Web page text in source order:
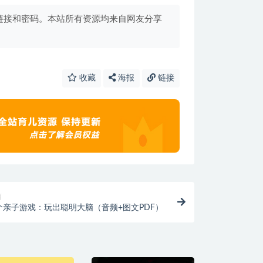
和密码。本站所有资源均来自网友分享
收藏 海报 链接
亲子游戏：玩出聪明大脑（音频+图文PDF）